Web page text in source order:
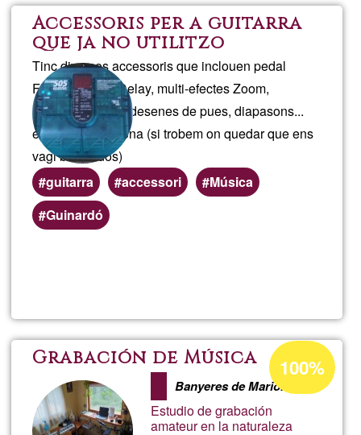
Accessoris per a guitarra
que ja no utilitzo
Tinc diversos accessoris que inclouen pedal
Flanger, pedal Delay, multi-efectes Zoom,
metrònom, slide, desenes de pues, diapasons...
entrega en persona (si trobem on quedar que ens
vagi bé als dos)
guitarra
accessori
Música
Preferred
(geographic)
Guinardó
per
a
Grabación de Música
Banyeres de Mariola
Estudio de grabación
amateur en la naturaleza
Acceptance
percentage
of
Ğ1
100%